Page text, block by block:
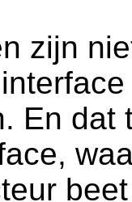
zijn
En